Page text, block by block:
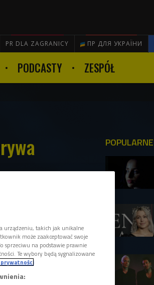
PR DLA ZAGRANICY ПР ДЛЯ УКРАЇНИ

PODCASTY ZESPÓŁ
Ernest
POPULARNE
urządzeniu, takich jak unikalne
może zaakceptować swoje
sprzeciwu na podstawie prawnie
Te wybory będą sygnalizowane